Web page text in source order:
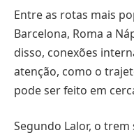
Entre as rotas mais
Barcelona, Roma a
disso, conexões
atenção, como o
pode ser feito em
Segundo Lalor, o